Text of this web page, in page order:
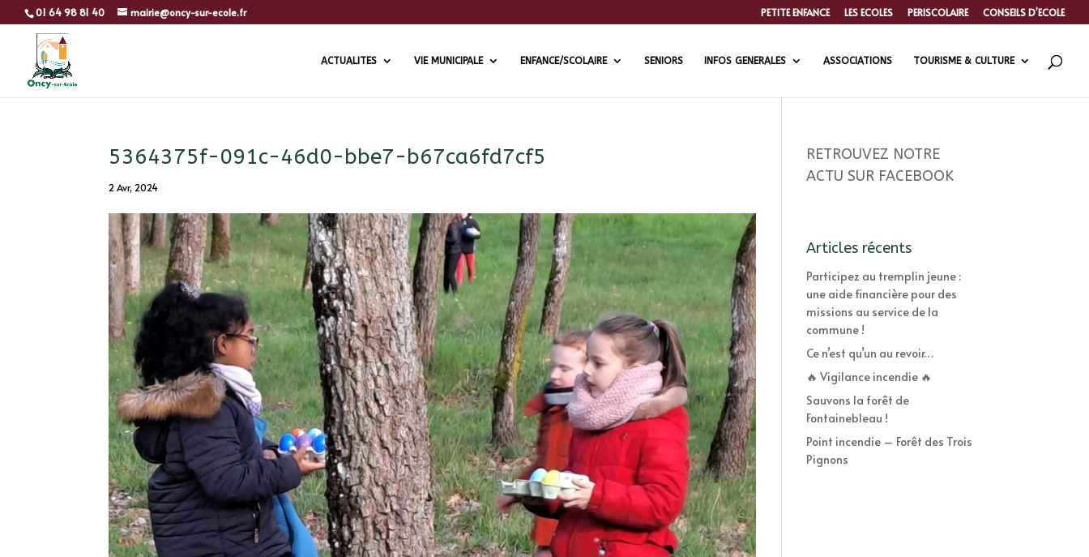
01 64 98 81 40 mairie@oncy-sur-ecole.fr PETITE ENFANCE LES ECOLES PERISCOLAIRE CONSEILS D’ECOLE
ACTUALITES VIE MUNICIPALE ENFANCE/SCOLAIRE SENIORS INFOS GENERALES ASSOCIATIONS TOURISME & CULTURE
5364375f-091c-46d0-bbe7-b67ca6fd7cf5
2 Avr, 2024
RETROUVEZ NOTRE
ACTU SUR FACEBOOK
Articles récents
Participez au tremplin jeune :
une aide financière pour des
missions au service de la
commune !
Ce n’est qu’un au revoir…
🔥 Vigilance incendie 🔥
Sauvons la forêt de
Fontainebleau !
Point incendie – Forêt des Trois
Pignons